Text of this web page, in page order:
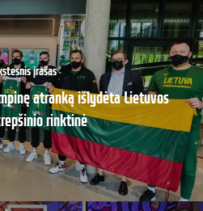
įrašas
atranką išlydėta Lietuvos
rinktinė